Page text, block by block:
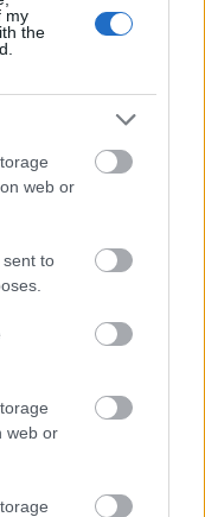
my
the
web or
to
web or
mindig 2
A
1 ember 1 meló és
és talán még
is jópár
választották az
Eurovíziós produkció,